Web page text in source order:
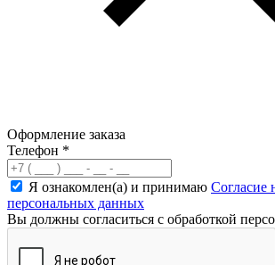
Оформление заказа
Телефон *
Я ознакомлен(а) и принимаю Согласие
персональных данных
Вы должны согласиться с обработкой